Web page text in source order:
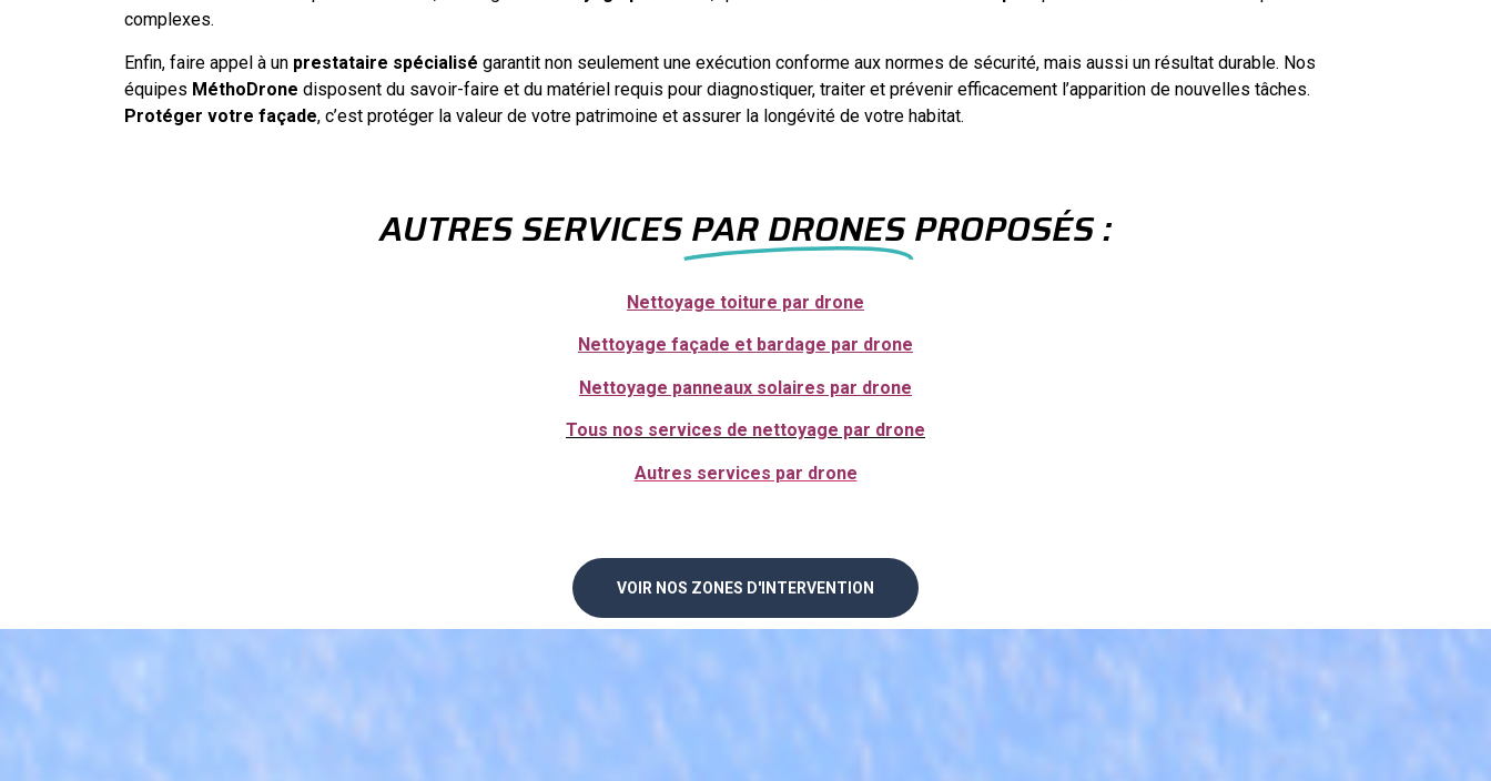
complexes.
Enfin, faire appel à un prestataire spécialisé garantit non seulement une exécution conforme aux normes de sécurité, mais aussi un résultat durable. Nos
équipes MéthoDrone disposent du savoir-faire et du matériel requis pour diagnostiquer, traiter et prévenir efficacement l’apparition de nouvelles tâches.
Protéger votre façade, c’est protéger la valeur de votre patrimoine et assurer la longévité de votre habitat.
AUTRES SERVICESPAR DRONESPROPOSÉS :
Nettoyage toiture par drone
Nettoyage façade et bardage par drone
Nettoyage panneaux solaires par drone
Tous nos services de nettoyage par drone
Autres services par drone
VOIR NOS ZONES D'INTERVENTION